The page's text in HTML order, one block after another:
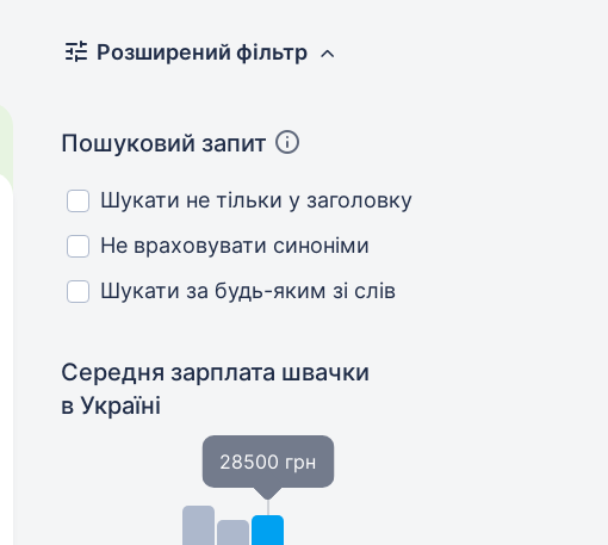
Розширений фільтр
Пошуковий запит
Шукати не тільки у заголовку
Не враховувати синоніми
Шукати за будь-яким зі слів
Середня зарплата швачки
в Україні
28500 грн